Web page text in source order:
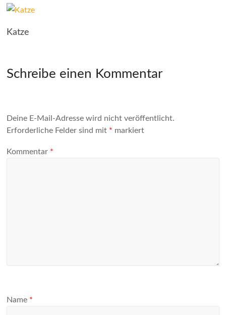
Katze
Schreibe einen Kommentar
Deine E-Mail-Adresse wird nicht veröffentlicht.
Erforderliche Felder sind mit * markiert
Kommentar *
Name *